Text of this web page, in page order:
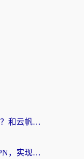
海外党必看：穿梭VPN好用吗？和云帆VPN对比哪个回国效果更好？附真实测评+避坑指南
海外党必看：如何选对国内VPN，实现无缝访问国内资源？